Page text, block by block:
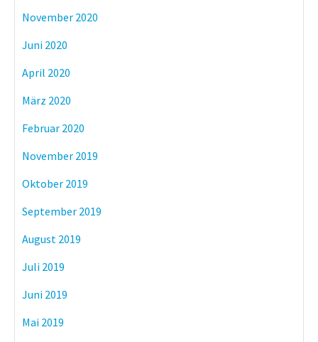
November 2020
Juni 2020
April 2020
März 2020
Februar 2020
November 2019
Oktober 2019
September 2019
August 2019
Juli 2019
Juni 2019
Mai 2019